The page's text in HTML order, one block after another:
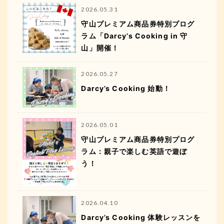
2026.05.31
守山プレミアム商品券特別プログ
ラム「Darcy’s Cooking in 守
山」開催！
2026.05.27
Darcy’s Cooking 始動！
2026.05.01
守山プレミアム商品券特別プログ
ラム：親子で楽しむ英語で遊ぼ
う！
2026.04.10
Darcy’s Cooking 体験レッスンを